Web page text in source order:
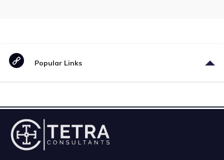
Popular Links